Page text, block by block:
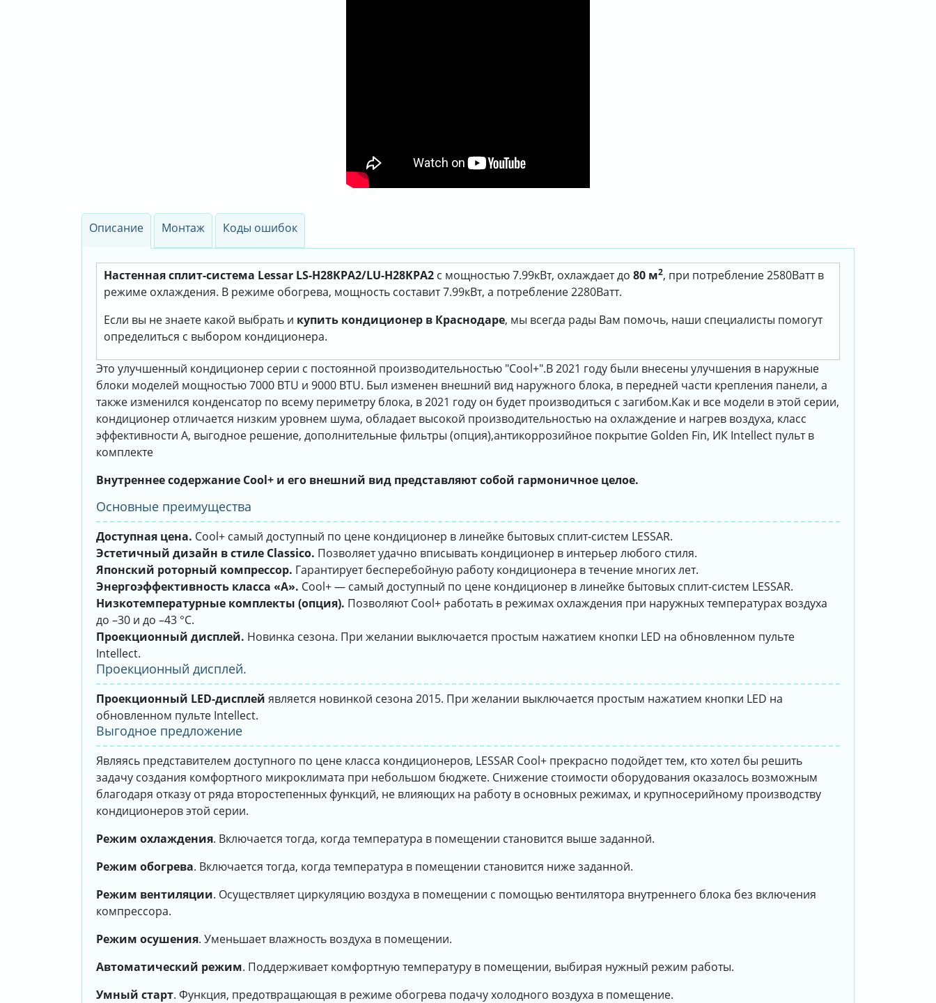
Описание Монтаж Коды ошибок
Настенная сплит-система Lessar LS-H28KPA2/LU-H28KPA2 с мощностью 7.99кВт, охлаждает до 80 м2, при потребление 2580Ватт в
режиме охлаждения. В режиме обогрева, мощность составит 7.99кВт, а потребление 2280Ватт.
Если вы не знаете какой выбрать и купить кондиционер в Краснодаре, мы всегда рады Вам помочь, наши специалисты помогут
определиться с выбором кондиционера.
Это улучшенный кондиционер серии с постоянной производительностью "Cool+".В 2021 году были внесены улучшения в наружные
блоки моделей мощностью 7000 BTU и 9000 BTU. Был изменен внешний вид наружного блока, в передней части крепления панели, а
также изменился конденсатор по всему периметру блока, в 2021 году он будет производиться с загибом.Как и все модели в этой серии,
кондиционер отличается низким уровнем шума, обладает высокой производительностью на охлаждение и нагрев воздуха, класс
эффективности А, выгодное решение, дополнительные фильтры (опция),антикоррозийное покрытие Golden Fin, ИК Intellect пульт в
комплекте
Внутреннее содержание Cool+ и его внешний вид представляют собой гармоничное целое.
Основные преимущества
Доступная цена. Cool+ самый доступный по цене кондиционер в линейке бытовых сплит-систем LESSAR.
Эстетичный дизайн в стиле Classico. Позволяет удачно вписывать кондиционер в интерьер любого стиля.
Японский роторный компрессор. Гарантирует бесперебойную работу кондиционера в течение многих лет.
Энергоэффективность класса «А». Cool+ — самый доступный по цене кондиционер в линейке бытовых сплит-систем LESSAR.
Низкотемпературные комплекты (опция). Позволяют Cool+ работать в режимах охлаждения при наружных температурах воздуха
до –30 и до –43 °С.
Проекционный дисплей. Новинка сезона. При желании выключается простым нажатием кнопки LED на обновленном пульте
Intellect.
Проекционный дисплей.
Проекционный LED-дисплей является новинкой сезона 2015. При желании выключается простым нажатием кнопки LED на
обновленном пульте Intellect.
Выгодное предложение
Являясь представителем доступного по цене класса кондиционеров, LESSAR Cool+ прекрасно подойдет тем, кто хотел бы решить
задачу создания комфортного микроклимата при небольшом бюджете. Снижение стоимости оборудования оказалось возможным
благодаря отказу от ряда второстепенных функций, не влияющих на работу в основных режимах, и крупносерийному производству
кондиционеров этой серии.
Режим охлаждения. Включается тогда, когда температура в помещении становится выше заданной.
Режим обогрева. Включается тогда, когда температура в помещении становится ниже заданной.
Режим вентиляции. Осуществляет циркуляцию воздуха в помещении с помощью вентилятора внутреннего блока без включения
компрессора.
Режим осушения. Уменьшает влажность воздуха в помещении.
Автоматический режим. Поддерживает комфортную температуру в помещении, выбирая нужный режим работы.
Умный старт. Функция, предотвращающая в режиме обогрева подачу холодного воздуха в помещение.